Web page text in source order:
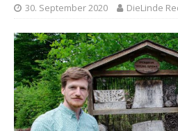
30. September 2020 DieLinde